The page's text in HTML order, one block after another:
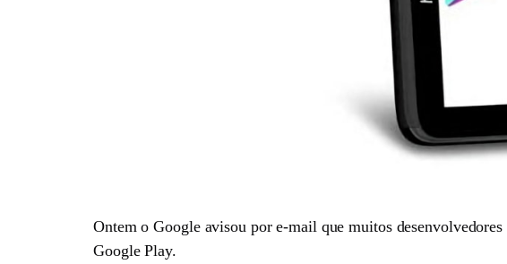
Ontem o Google avisou por e-mail que muitos
Google Play.